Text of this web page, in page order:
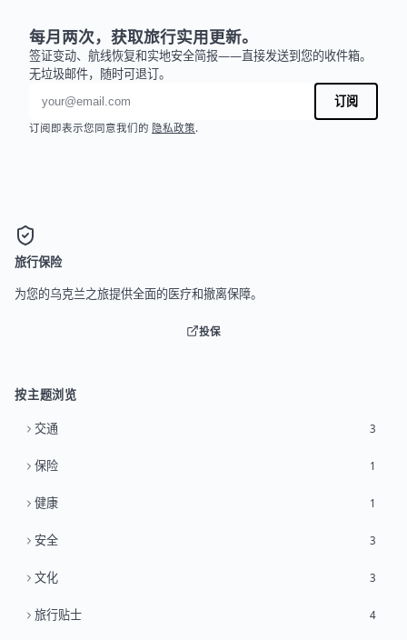
每月两次，获取旅行实用更新。
签证变动、航线恢复和实地安全简报——直接发送到您的收件箱。
无垃圾邮件，随时可退订。
电子邮件地址
订阅
订阅即表示您同意我们的 隐私政策.
旅行保险
为您的乌克兰之旅提供全面的医疗和撤离保障。
投保
按主题浏览
交通 3
保险 1
健康 1
安全 3
文化 3
旅行贴士 4